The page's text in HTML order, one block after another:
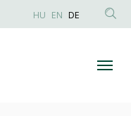
Anonim
HU EN DE